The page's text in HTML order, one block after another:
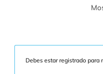
Debes estar registrado para